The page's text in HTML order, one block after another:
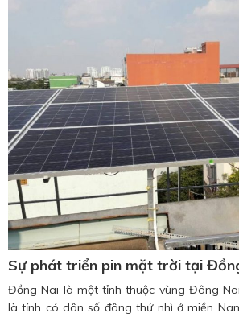
Sự phát triển pin mặt trời tại
Đồng Nai là một tỉnh thuộc vùng Đông
là tỉnh có dân số đông thứ nhì ở miền